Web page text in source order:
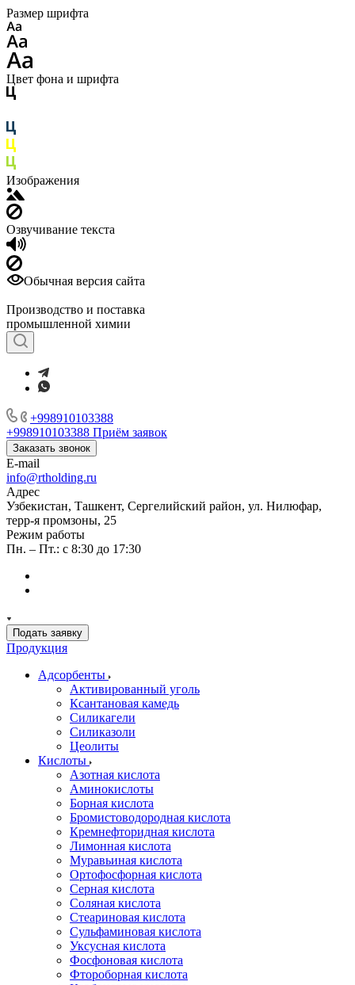
Размер шрифта
Цвет фона и шрифта
Изображения
Озвучивание текста
Обычная версия сайта
Производство и поставка
промышленной химии
+998910103388
+998910103388 Приём заявок
Заказать звонок
E-mail
info@rtholding.ru
Адрес
Узбекистан, Ташкент, Сергелийский район, ул. Нилюфар,
терр-я промзоны, 25
Режим работы
Пн. – Пт.: с 8:30 до 17:30
Подать заявку
Продукция
Адсорбенты
Активированный уголь
Ксантановая камедь
Силикагели
Силиказоли
Цеолиты
Кислоты
Азотная кислота
Аминокислоты
Борная кислота
Бромистоводородная кислота
Кремнефторидная кислота
Лимонная кислота
Муравьиная кислота
Ортофосфорная кислота
Серная кислота
Соляная кислота
Стеариновая кислота
Сульфаминовая кислота
Уксусная кислота
Фосфоновая кислота
Фтороборная кислота